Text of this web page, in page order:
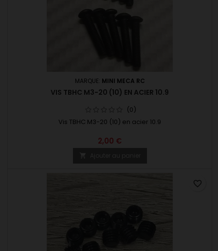
MARQUE: MINI MECA RC
VIS TBHC M3-20 (10) EN ACIER 10.9
(0)
Vis TBHC M3-20 (10) en acier 10.9
2,00 €
favorite_border